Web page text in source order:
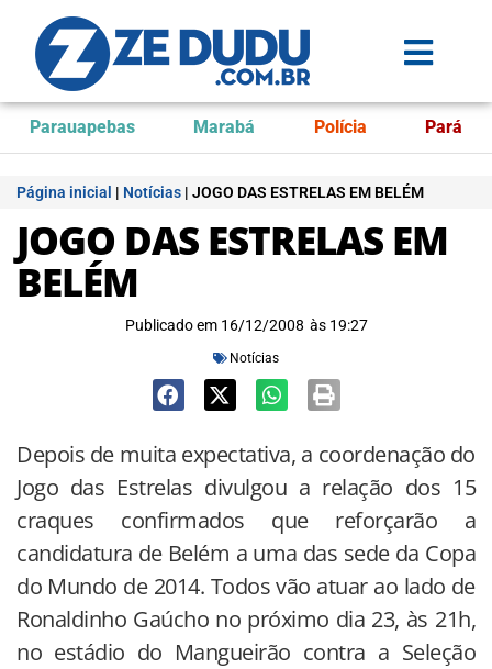
Parauapebas Marabá Polícia Pará
Página inicial | Notícias | JOGO DAS ESTRELAS EM BELÉM
JOGO DAS ESTRELAS EM
BELÉM
Publicado em 16/12/2008 às 19:27
Notícias
Depois de muita expectativa, a coordenação do
Jogo das Estrelas divulgou a relação dos 15
craques confirmados que reforçarão a
candidatura de Belém a uma das sede da Copa
do Mundo de 2014. Todos vão atuar ao lado de
Ronaldinho Gaúcho no próximo dia 23, às 21h,
no estádio do Mangueirão contra a Seleção